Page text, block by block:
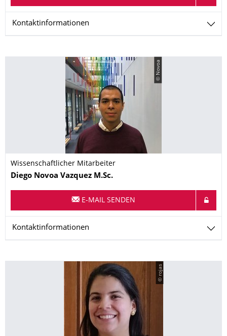
Kontaktinformationen
© Novoa
Wissenschaftlicher Mitarbeiter
Name
Diego Novoa Vazquez M.Sc.
E-MAIL SENDEN
Kontaktinformationen
© rojas